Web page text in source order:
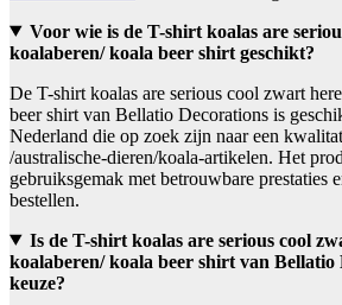
Voor wie is de T-shirt koalas are
koalaberen/ koala beer shirt geschikt?
De T-shirt koalas are serious cool zwart
beer shirt van Bellatio Decorations is
Nederland die op zoek zijn naar een
/australische-dieren/koala-artikelen. Het
gebruiksgemak met betrouwbare prestaties
bestellen.
Is de T-shirt koalas are serious cool
koalaberen/ koala beer shirt van Bellatio
keuze?